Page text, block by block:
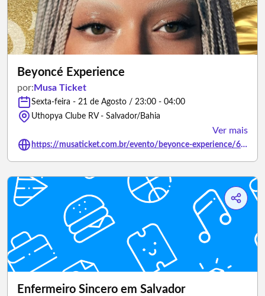
Beyoncé Experience
por: Musa Ticket
Sexta-feira - 21 de Agosto / 23:00 - 04:00
Uthopya Clube RV - Salvador/Bahia
Ver mais
https://musaticket.com.br/evento/beyonce-experience/619
Enfermeiro Sincero em Salvador